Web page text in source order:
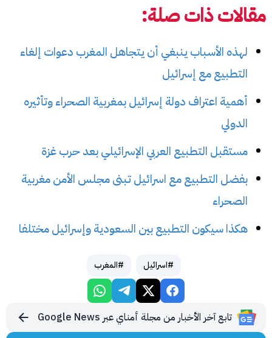
مقالات ذات صلة:
لهذه الأسباب ينبغي أن يتجاهل المغرب دعوات إلغاء
التطبيع مع إسرائيل
أهمية اعتراف دولة إسرائيل بمغربية الصحراء وتأثيره
الدولي
مستقبل التطبيع العربي الإسرائيلي بعد حرب غزة
بفضل التطبيع مع اسرائيل تبنى مجلس الأمن مغربية
الصحراء
هكذا سيكون التطبيع بين السعودية وإسرائيل مختلفا
#اسرائيل #المغرب
تابع آخر الأخبار من مجلة أمناي عبر Google News